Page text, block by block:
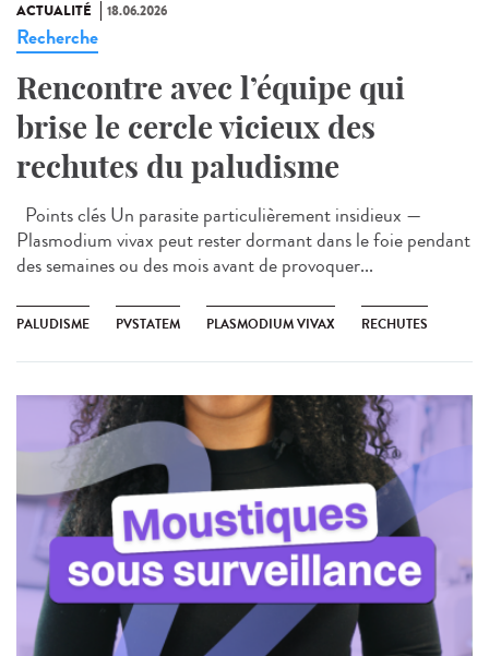
ACTUALITÉ 18.06.2026
Recherche
Rencontre avec l’équipe qui
brise le cercle vicieux des
rechutes du paludisme
Points clés Un parasite particulièrement insidieux —
Plasmodium vivax peut rester dormant dans le foie pendant
des semaines ou des mois avant de provoquer...
PALUDISME PVSTATEM PLASMODIUM VIVAX RECHUTES